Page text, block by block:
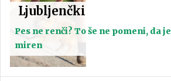
Ljubljenčki
Pes ne renči? To še ne pomeni, da je
miren